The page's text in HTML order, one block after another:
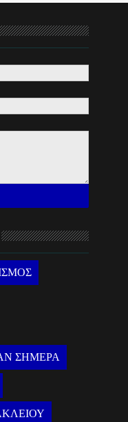
ΣΗΜΕΡΑ